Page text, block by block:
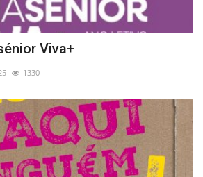
Viva+
1330